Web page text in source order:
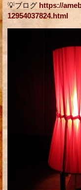
💡ブログ https://
12954037824.html